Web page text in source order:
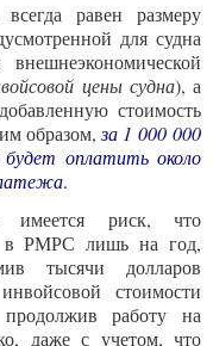
равен размеру
для судна
цены судна), а
стоимость
образом,за 1 000 000
оплатить около
.
имеется риск, что
в РМРС лишь на год,
тысячи долларов
стоимости
работу на
даже с учетом, что